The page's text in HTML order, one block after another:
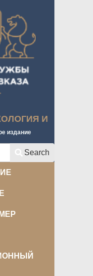
И
издание
Search